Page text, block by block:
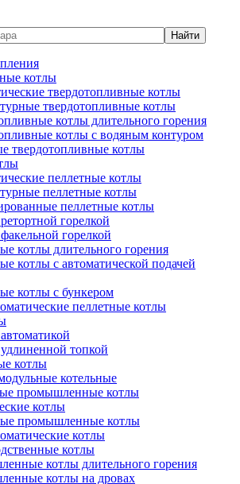
Найти
котлы
твердотопливные котлы
твердотопливные котлы
котлы длительного горения
котлы с водяным контуром
твердотопливные котлы
пеллетные котлы
пеллетные котлы
пеллетные котлы
горелкой
горелкой
котлы длительного горения
котлы с автоматической подачей
котлы с бункером
пеллетные котлы
топкой
котлы
котельные
промышленные котлы
котлы
промышленные котлы
котлы
котлы
котлы длительного горения
котлы на дровах